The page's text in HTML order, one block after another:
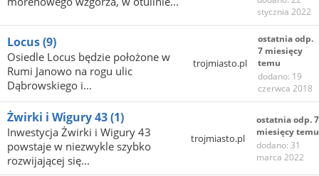
stycznia 2022
Locus(9)
Osiedle Locus będzie położone w
Rumi Janowo na rogu ulic
Dąbrowskiego i...
trojmiasto.pl
ostatnia odp.
7 miesięcy
temu
dodano: 19
czerwca 2018
Żwirki i Wigury 43(1)
Inwestycja Żwirki i Wigury 43
powstaje w niezwykle szybko
rozwijającej się...
trojmiasto.pl
ostatnia odp. 7
miesięcy temu
dodano: 31
marca 2022